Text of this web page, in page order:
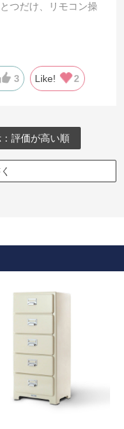
つだけ、リモコン操
3 Like! 2
評価が高い順